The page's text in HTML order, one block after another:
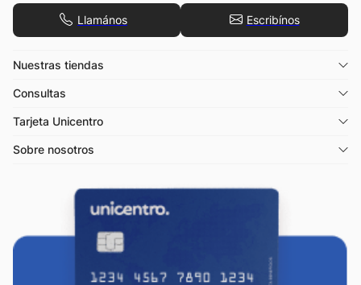
Llamános Escribínos
Nuestras tiendas
Consultas
Tarjeta Unicentro
Sobre nosotros